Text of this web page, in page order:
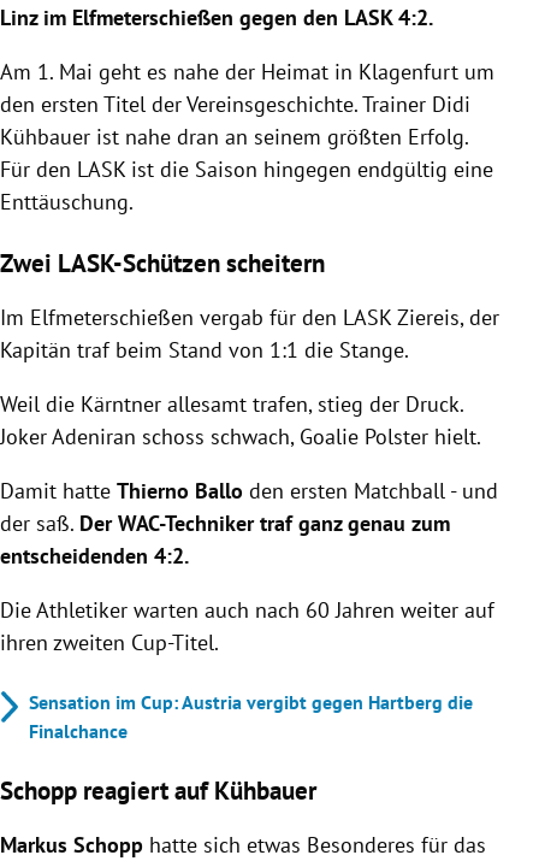
Linz im Elfmeterschießen gegen den LASK 4:2.
Am 1. Mai geht es nahe der Heimat in Klagenfurt um
den ersten Titel der Vereinsgeschichte. Trainer Didi
Kühbauer ist nahe dran an seinem größten Erfolg.
Für den LASK ist die Saison hingegen endgültig eine
Enttäuschung.
Zwei LASK-Schützen scheitern
Im Elfmeterschießen vergab für den LASK Ziereis, der
Kapitän traf beim Stand von 1:1 die Stange.
Weil die Kärntner allesamt trafen, stieg der Druck.
Joker Adeniran schoss schwach, Goalie Polster hielt.
Damit hatte Thierno Ballo den ersten Matchball - und
der saß. Der WAC-Techniker traf ganz genau zum
entscheidenden 4:2.
Die Athletiker warten auch nach 60 Jahren weiter auf
ihren zweiten Cup-Titel.
Sensation im Cup: Austria vergibt gegen Hartberg die
Finalchance
Schopp reagiert auf Kühbauer
Markus Schopp hatte sich etwas Besonderes für das